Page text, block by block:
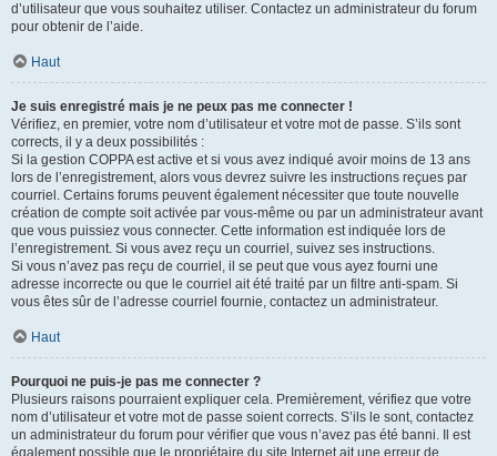
d’utilisateur que vous souhaitez utiliser. Contactez un administrateur du forum
pour obtenir de l’aide.
Haut
Je suis enregistré mais je ne peux pas me connecter !
Vérifiez, en premier, votre nom d’utilisateur et votre mot de passe. S’ils sont
corrects, il y a deux possibilités :
Si la gestion COPPA est active et si vous avez indiqué avoir moins de 13 ans
lors de l’enregistrement, alors vous devrez suivre les instructions reçues par
courriel. Certains forums peuvent également nécessiter que toute nouvelle
création de compte soit activée par vous-même ou par un administrateur avant
que vous puissiez vous connecter. Cette information est indiquée lors de
l’enregistrement. Si vous avez reçu un courriel, suivez ses instructions.
Si vous n’avez pas reçu de courriel, il se peut que vous ayez fourni une
adresse incorrecte ou que le courriel ait été traité par un filtre anti-spam. Si
vous êtes sûr de l’adresse courriel fournie, contactez un administrateur.
Haut
Pourquoi ne puis-je pas me connecter ?
Plusieurs raisons pourraient expliquer cela. Premièrement, vérifiez que votre
nom d’utilisateur et votre mot de passe soient corrects. S’ils le sont, contactez
un administrateur du forum pour vérifier que vous n’avez pas été banni. Il est
également possible que le propriétaire du site Internet ait une erreur de